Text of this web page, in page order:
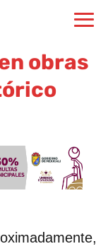
obras